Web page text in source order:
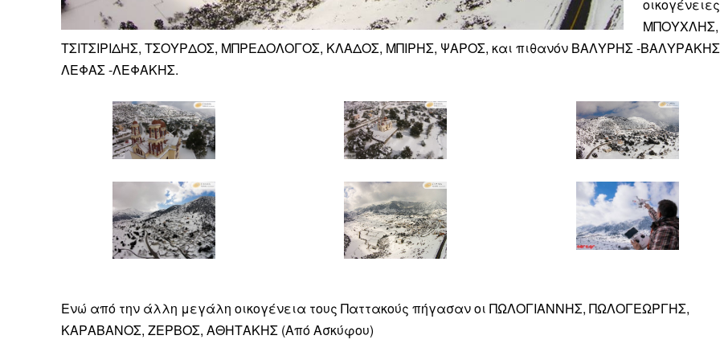
οικογένειες
ΜΠΟΥΧΛΗΣ,
ΤΣΙΤΣΙΡΙΔΗΣ, ΤΣΟΥΡΔΟΣ, ΜΠΡΕΔΟΛΟΓΟΣ, ΚΛΑΔΟΣ, ΜΠΙΡΗΣ, ΨΑΡΟΣ, και πιθανόν ΒΑΛΥΡΗΣ -
ΛΕΦΑΣ -ΛΕΦΑΚΗΣ.
Ενώ από την άλλη μεγάλη οικογένεια τους Παττακούς πήγασαν οι ΠΩΛΟΓΙΑΝΝΗΣ, ΠΩΛΟΓΕΩΡΓΗΣ,
ΚΑΡΑΒΑΝΟΣ, ΖΕΡΒΟΣ, ΑΘΗΤΑΚΗΣ (Από Ασκύφου)